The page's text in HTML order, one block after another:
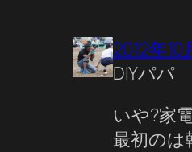
2012年10
DIYパパ
いや?家
最初のは